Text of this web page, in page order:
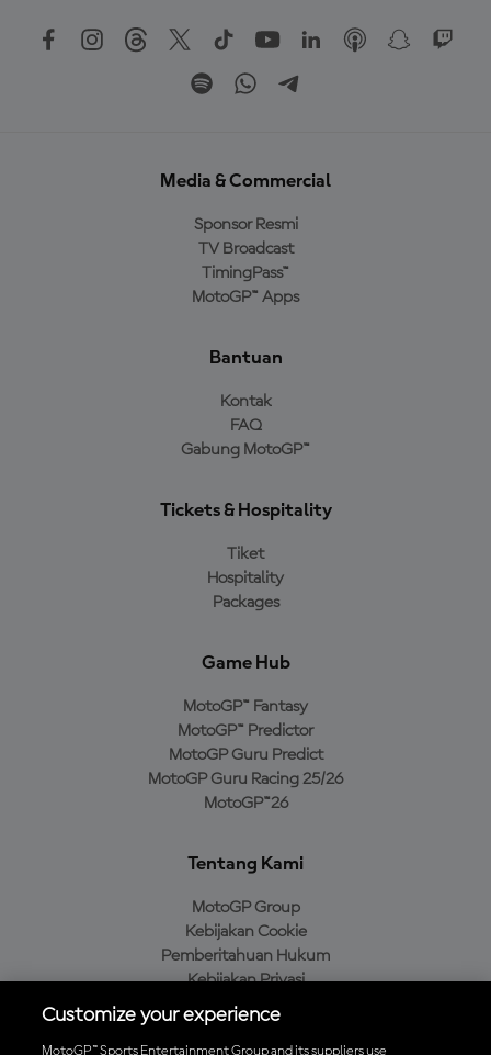
Media & Commercial
Sponsor Resmi
TV Broadcast
TimingPass™
MotoGP™ Apps
Bantuan
Kontak
FAQ
Gabung MotoGP™
Tickets & Hospitality
Tiket
Hospitality
Packages
Game Hub
MotoGP™ Fantasy
MotoGP™ Predictor
MotoGP Guru Predict
MotoGP Guru Racing 25/26
MotoGP™26
Tentang Kami
MotoGP Group
Kebijakan Cookie
Pemberitahuan Hukum
Kebijakan Privasi
Kebijakan Pembelian
Customize your experience
MotoGP™ Sports Entertainment Group and its suppliers use